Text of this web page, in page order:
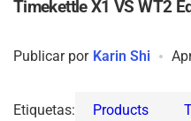
Timekettle X1 VS WT2
Publicar por Karin Shi
Etiquetas: Products